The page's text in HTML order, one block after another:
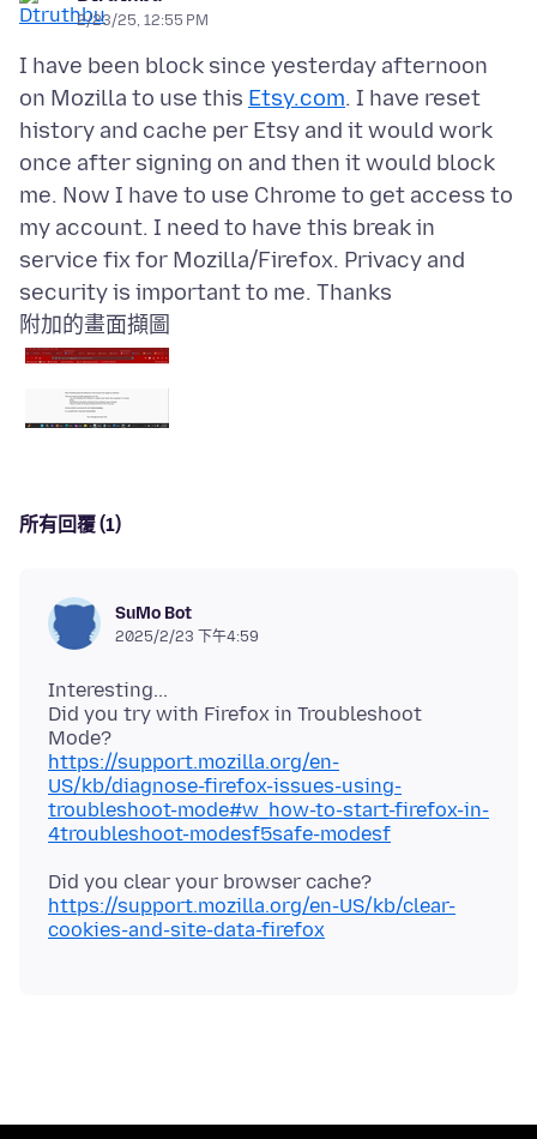
2/23/25, 12:55 PM
I have been block since yesterday afternoon
on Mozilla to use this Etsy.com. I have reset
history and cache per Etsy and it would work
once after signing on and then it would block
me. Now I have to use Chrome to get access to
my account. I need to have this break in
service fix for Mozilla/Firefox. Privacy and
附加的畫面擷圖
所有回覆 (1)
SuMo Bot
2025/2/23 下午4:59
Interesting...
Did you try with Firefox in Troubleshoot
https://support.mozilla.org/en-
US/kb/diagnose-firefox-issues-using-
troubleshoot-mode#w_how-to-start-firefox-in-
4troubleshoot-modesf5safe-modesf
Did you clear your browser cache?
https://support.mozilla.org/en-US/kb/clear-
cookies-and-site-data-firefox